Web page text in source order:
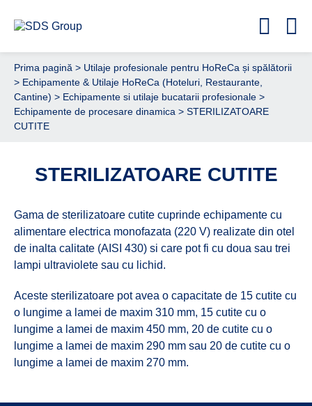
Prima pagină > Utilaje profesionale pentru HoReCa și spălătorii
> Echipamente & Utilaje HoReCa (Hoteluri, Restaurante,
Cantine) > Echipamente si utilaje bucatarii profesionale >
Echipamente de procesare dinamica > STERILIZATOARE
CUTITE
STERILIZATOARE CUTITE
Gama de sterilizatoare cutite cuprinde echipamente cu
alimentare electrica monofazata (220 V) realizate din otel
de inalta calitate (AISI 430) si care pot fi cu doua sau trei
lampi ultraviolete sau cu lichid.
Aceste sterilizatoare pot avea o capacitate de 15 cutite cu
o lungime a lamei de maxim 310 mm, 15 cutite cu o
lungime a lamei de maxim 450 mm, 20 de cutite cu o
lungime a lamei de maxim 290 mm sau 20 de cutite cu o
lungime a lamei de maxim 270 mm.